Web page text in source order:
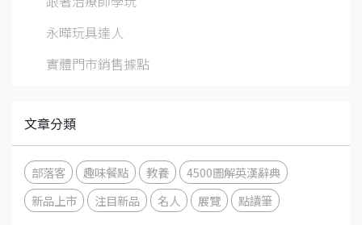
永曄玩具達人
實體門市銷售據點
文章分類
部落客 趣味餐點 教養
4500圖解英漢辭典
新品上市
注目新品 名人 展覽 點讀筆